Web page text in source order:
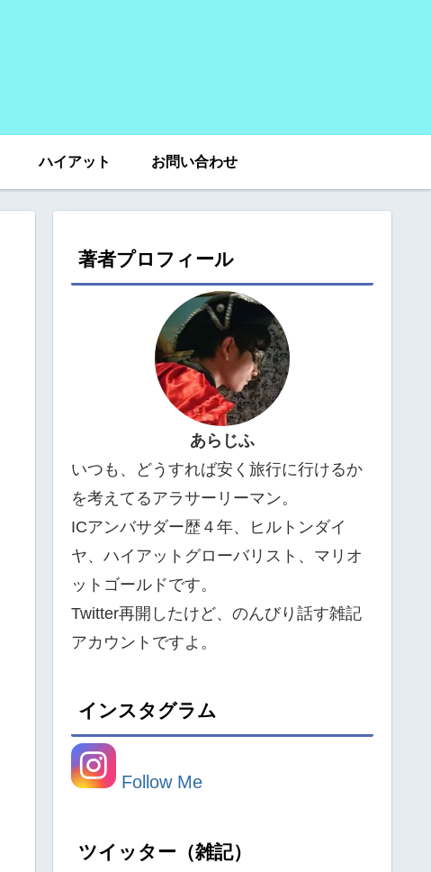
ハイアット お問い合わせ
著者プロフィール
あらじふ
いつも、どうすれば安く旅行に行けるか
を考えてるアラサーリーマン。
ICアンバサダー歴４年、ヒルトンダイ
ヤ、ハイアットグローバリスト、マリオ
ットゴールドです。
Twitter再開したけど、のんびり話す雑記
アカウントですよ。
インスタグラム
Follow Me
ツイッター（雑記）